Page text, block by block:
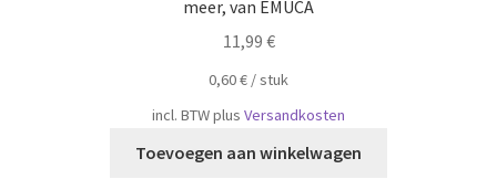
meer, van EMUCA
11,99 €
0,60€ /​​stuk
incl. BTWplus Versandkosten
Toevoegen aan winkelwagen